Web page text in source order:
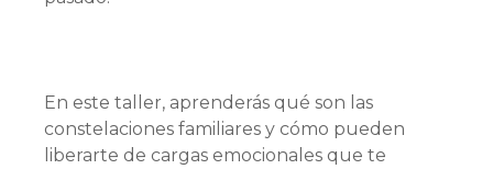
En este taller, aprenderás qué son las
constelaciones familiares y cómo pueden
liberarte de cargas emocionales que te